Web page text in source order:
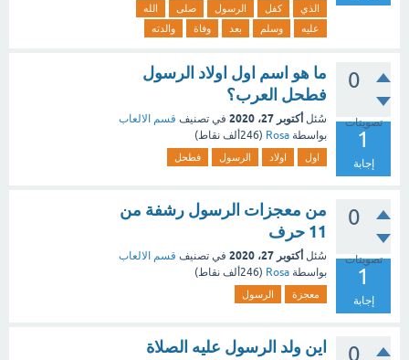
الذي كفل الرسول صلى
الله
عليه
وسلم بعد وفاة والدته
0
تصويتات
1
إجابة
ما هو اسم اول اولاد الرسول
فطحل العرب؟
سُئل أكتوبر 27، 2020 في تصنيف قسم الالعاب
بواسطة Rosa
(246ألف نقاط)
اول اولاد الرسول فطحل
0
تصويتات
1
إجابة
من معجزات الرسول رشفة من
11 حرف
سُئل أكتوبر 27، 2020 في تصنيف قسم الالعاب
بواسطة Rosa
(246ألف نقاط)
معجزة الرسول
0
اين ولد الرسول عليه الصلاة